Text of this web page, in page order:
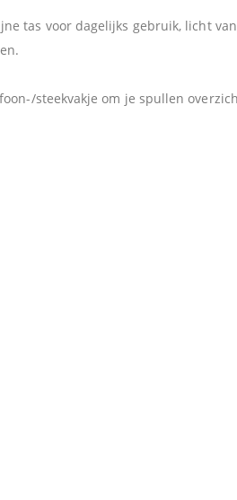
tas voor dagelijks gebruik, licht
steekvakje om je spullen